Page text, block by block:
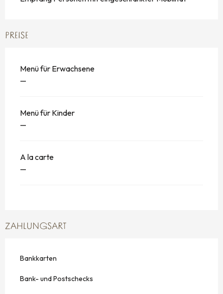
PREISE
Menü für Erwachsene
—
Menü für Kinder
—
A la carte
—
ZAHLUNGSART
Bankkarten
Bank- und Postschecks